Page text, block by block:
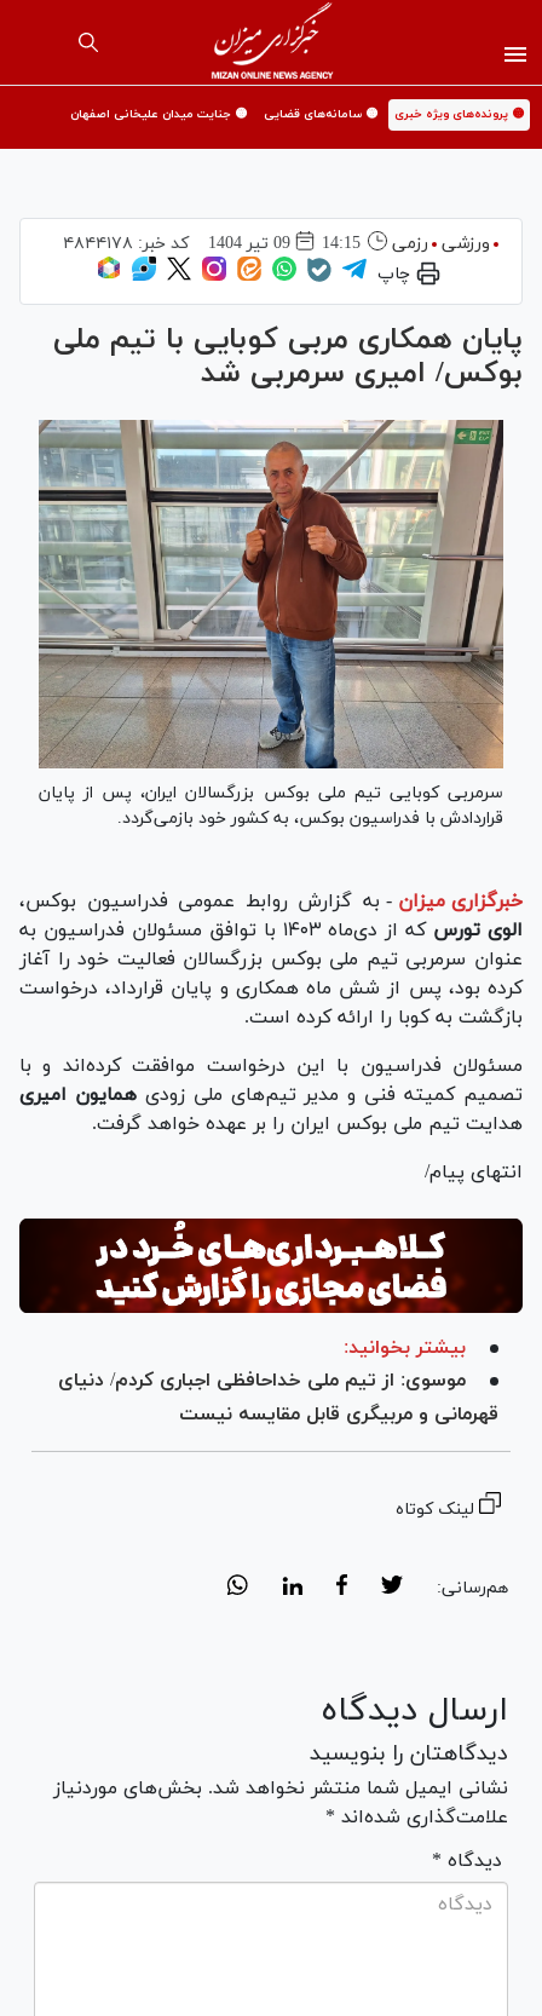
🟡 پرونده‌های ویژه خبری 🟡 سامانه‌های قضایی 🟡 جنایت میدان علیخانی اصفهان
ورزشی رزمی 14:15 09 تير 1404 کد خبر: ۴۸۴۴۱۷۸
چاپ
پایان همکاری مربی کوبایی با تیم ملی
بوکس/ امیری سرمربی شد
سرمربی کوبایی تیم ملی بوکس بزرگسالان ایران، پس از پایان
قراردادش با فدراسیون بوکس، به کشور خود بازمی‌گردد.
خبرگزاری میزان - به گزارش روابط عمومی فدراسیون بوکس،
الوی تورس
که از دی‌ماه ۱۴۰۳ با توافق مسئولان فدراسیون به
عنوان سرمربی تیم ملی بوکس بزرگسالان فعالیت خود را آغاز
کرده بود، پس از شش ماه همکاری و پایان قرارداد، درخواست
بازگشت به کوبا را ارائه کرده است.
مسئولان فدراسیون با این درخواست موافقت کرده‌اند و با
تصمیم کمیته فنی و مدیر تیم‌های ملی زودیهمایون امیری
هدایت تیم ملی بوکس ایران را بر عهده خواهد گرفت.
انتهای پیام/
بیشتر بخوانید:
موسوی: از تیم ملی خداحافظی اجباری کردم/ دنیای
قهرمانی و مربیگری قابل مقایسه نیست
لینک کوتاه
هم‌رسانی:
ارسال دیدگاه
دیدگاهتان را بنویسید
نشانی ایمیل شما منتشر نخواهد شد. بخش‌های موردنیاز
علامت‌گذاری شده‌اند *
* دیدگاه